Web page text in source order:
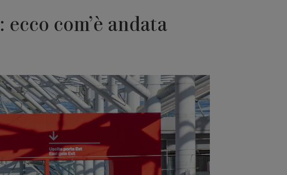
com’è andata